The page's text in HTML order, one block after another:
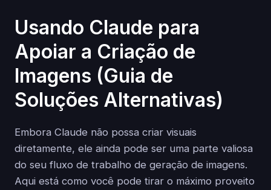
Usando Claude para
Apoiar a Criação de
Imagens (Guia de
Soluções Alternativas)
Embora Claude não possa criar visuais
diretamente, ele ainda pode ser uma parte valiosa
do seu fluxo de trabalho de geração de imagens.
Aqui está como você pode tirar o máximo proveito